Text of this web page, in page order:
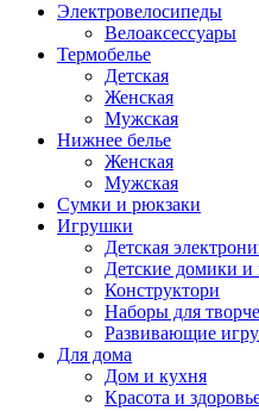
Электровелосипеды
Велоаксессуары
Термобелье
Детская
Женская
Мужская
Нижнее белье
Женская
Мужская
Сумки и рюкзаки
Игрушки
Детская
Детские домики и
Конструктори
Наборы для
Развивающие
Для дома
Дом и кухня
Красота и